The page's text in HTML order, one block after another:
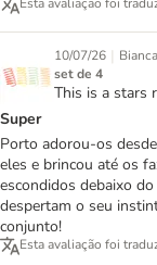
Esta avaliação foi
10/07/26 | Bianca
set de 4
This is a stars
Super
Porto adorou-os
eles e brincou até os
escondidos debaixo
despertam o seu
conjunto!
Esta avaliação foi